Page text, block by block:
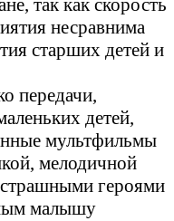
так как скорость
несравнима
старших детей и
передачи,
детей,
мультфильмы
мелодичной
героями
малышу